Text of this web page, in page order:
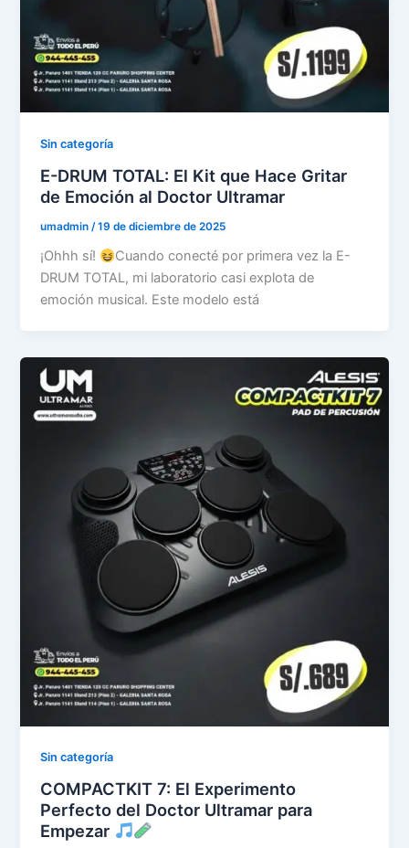
Sin categoría
E-DRUM TOTAL: El Kit que Hace Gritar
de Emoción al Doctor Ultramar
umadmin /19 de diciembre de 2025
¡Ohhh sí!
Cuando conecté por primera vez la E-
DRUM TOTAL, mi laboratorio casi explota de
emoción musical. Este modelo está
Sin categoría
COMPACTKIT 7: El Experimento
Perfecto del Doctor Ultramar para
Empezar